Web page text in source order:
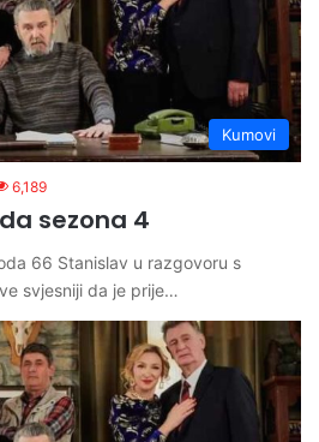
Kumovi
6,189
sezona 4
66 Stanislav u razgovoru s
svjesniji da je prije…